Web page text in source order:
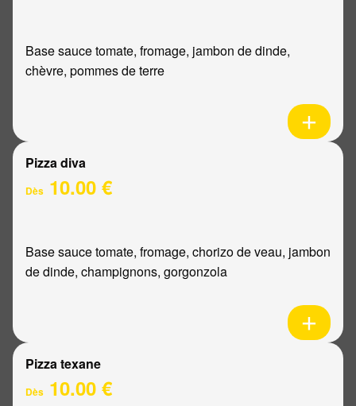
Base sauce tomate, fromage, jambon de dinde,
chèvre, pommes de terre
Pizza diva
Dès 10.00 €
Base sauce tomate, fromage, chorizo de veau, jambon
de dinde, champignons, gorgonzola
Pizza texane
Dès 10.00 €